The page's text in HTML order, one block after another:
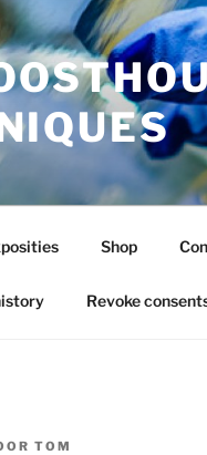
Shop
Revoke
TOM